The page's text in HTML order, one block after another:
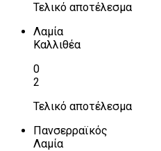
Τελικό αποτέλεσμα
Λαμία
Καλλιθέα
0
2
Τελικό αποτέλεσμα
Πανσερραϊκός
Λαμία